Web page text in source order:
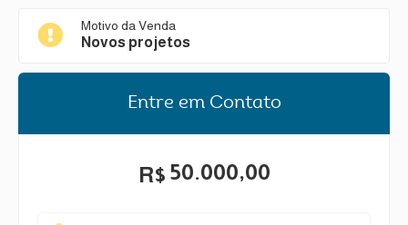
Motivo da Venda
Novos projetos
Entre em Contato
R$ 50.000,00